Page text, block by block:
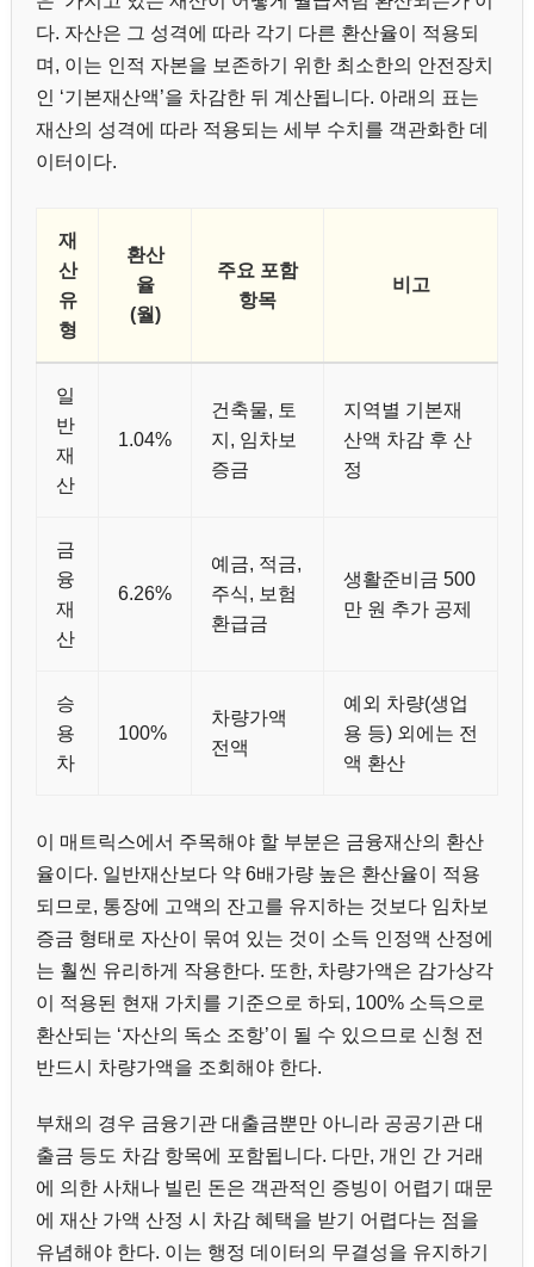
다. 자산은 그 성격에 따라 각기 다른 환산율이 적용되
며, 이는 인적 자본을 보존하기 위한 최소한의 안전장치
인 ‘기본재산액’을 차감한 뒤 계산됩니다. 아래의 표는
재산의 성격에 따라 적용되는 세부 수치를 객관화한 데
이터이다.
재
산
유
형
환산
율
(월)
주요 포함
항목
비고
일
반
재
산
1.04%
건축물, 토
지, 임차보
증금
지역별 기본재
산액 차감 후 산
정
금
융
재
산
6.26%
예금, 적금,
주식, 보험
환급금
생활준비금 500
만 원 추가 공제
승
용
차
100%
차량가액
전액
예외 차량(생업
용 등) 외에는 전
액 환산
이 매트릭스에서 주목해야 할 부분은 금융재산의 환산
율이다. 일반재산보다 약 6배가량 높은 환산율이 적용
되므로, 통장에 고액의 잔고를 유지하는 것보다 임차보
증금 형태로 자산이 묶여 있는 것이 소득 인정액 산정에
는 훨씬 유리하게 작용한다. 또한, 차량가액은 감가상각
이 적용된 현재 가치를 기준으로 하되, 100% 소득으로
환산되는 ‘자산의 독소 조항’이 될 수 있으므로 신청 전
반드시 차량가액을 조회해야 한다.
부채의 경우 금융기관 대출금뿐만 아니라 공공기관 대
출금 등도 차감 항목에 포함됩니다. 다만, 개인 간 거래
에 의한 사채나 빌린 돈은 객관적인 증빙이 어렵기 때문
에 재산 가액 산정 시 차감 혜택을 받기 어렵다는 점을
유념해야 한다. 이는 행정 데이터의 무결성을 유지하기